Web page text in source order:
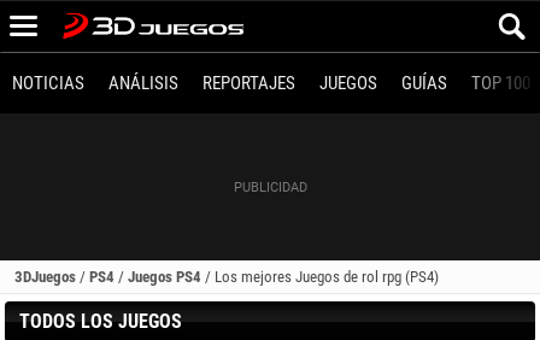
NOTICIAS ANÁLISIS REPORTAJES JUEGOS GUÍAS TOP 100
3DJuegos / PS4 / Juegos PS4 / Los mejores Juegos de rol rpg (PS4)
TODOS LOS JUEGOS